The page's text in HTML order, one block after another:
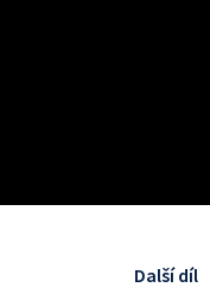
Další díl